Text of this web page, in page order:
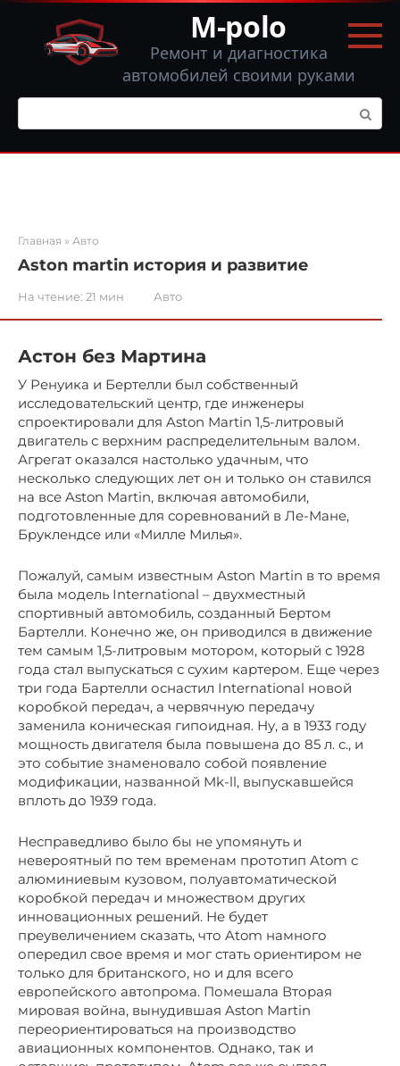
Перейти
контенту
M-polo
Ремонт и диагностика
автомобилей своими руками
Поиск:
Главная » Авто
Aston martin история и развитие
На чтение: 21 мин Авто
Астон без Мартина
У Ренуика и Бертелли был собственный
исследовательский центр, где инженеры
спроектировали для Aston Martin 1,5-литровый
двигатель с верхним распределительным валом.
Агрегат оказался настолько удачным, что
несколько следующих лет он и только он ставился
на все Aston Martin, включая автомобили,
подготовленные для соревнований в Ле-Мане,
Бруклендсе или «Милле Милья».
Пожалуй, самым известным Aston Martin в то время
была модель International – двухместный
спортивный автомобиль, созданный Бертом
Бартелли. Конечно же, он приводился в движение
тем самым 1,5-литровым мотором, который с 1928
года стал выпускаться с сухим картером. Еще через
три года Бартелли оснастил International новой
коробкой передач, а червячную передачу
заменила коническая гипоидная. Ну, а в 1933 году
мощность двигателя была повышена до 85 л. с., и
это событие знаменовало собой появление
модификации, названной Mk-ll, выпускавшейся
вплоть до 1939 года.
Несправедливо было бы не упомянуть и
невероятный по тем временам прототип Atom с
алюминиевым кузовом, полуавтоматической
коробкой передач и множеством других
инновационных решений. Не будет
преувеличением сказать, что Atom намного
опередил свое время и мог стать ориентиром не
только для британского, но и для всего
европейского автопрома. Помешала Вторая
мировая война, вынудившая Aston Martin
переориентироваться на производство
авиационных компонентов. Однако, так и